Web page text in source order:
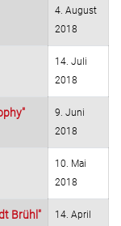
4. August
2018
14. Juli
2018
9. Juni
2018
10. Mai
2018
Brühl"
14. April